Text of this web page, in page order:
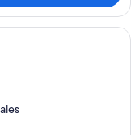
amplio con una mesa